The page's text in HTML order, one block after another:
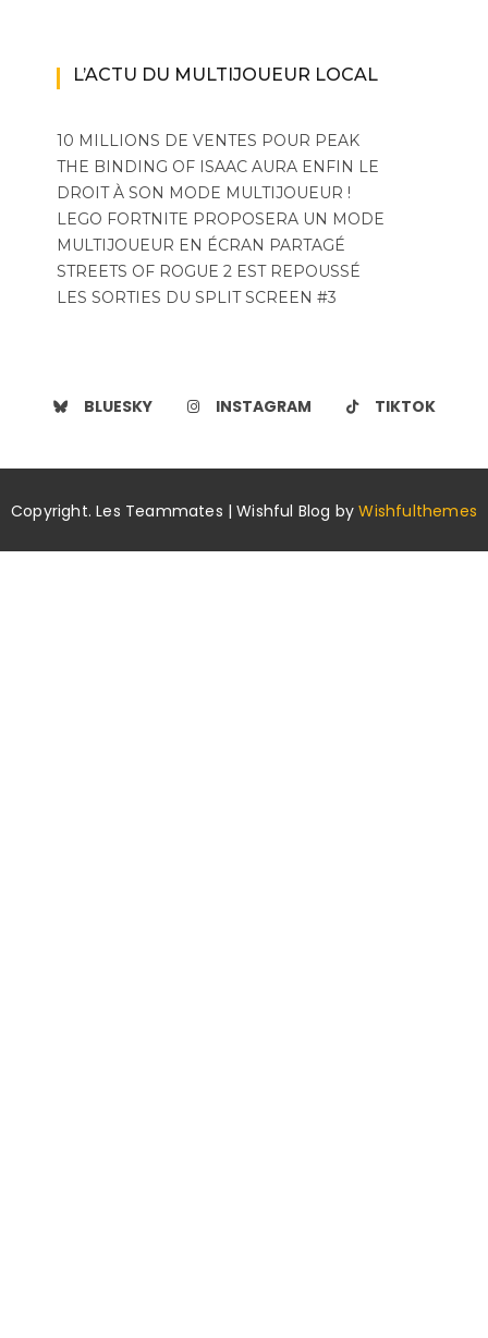
L’ACTU DU MULTIJOUEUR LOCAL
10 MILLIONS DE VENTES POUR PEAK
THE BINDING OF ISAAC AURA ENFIN LE
DROIT À SON MODE MULTIJOUEUR !
LEGO FORTNITE PROPOSERA UN MODE
MULTIJOUEUR EN ÉCRAN PARTAGÉ
STREETS OF ROGUE 2 EST REPOUSSÉ
LES SORTIES DU SPLIT SCREEN #3
BLUESKY INSTAGRAM TIKTOK
Copyright. Les Teammates | Wishful Blog byWishfulthemes